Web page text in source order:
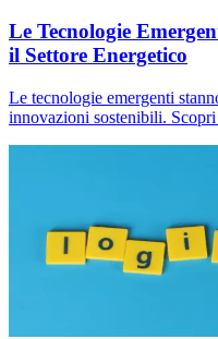
Le Tecnologie
il Settore Energetico
Le tecnologie emergenti
innovazioni sostenibili.